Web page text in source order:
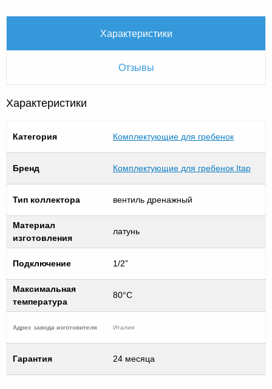
Характеристики
Отзывы
Характеристики
Категория Комплектующие для гребенок
Бренд Комплектующие для гребенок Itap
Тип коллектора вентиль дренажный
Материал
изготовления
латунь
Подключение 1/2”
Максимальная
температура
80°C
Адрес завода изготовителя Италия
Гарантия 24 месяца